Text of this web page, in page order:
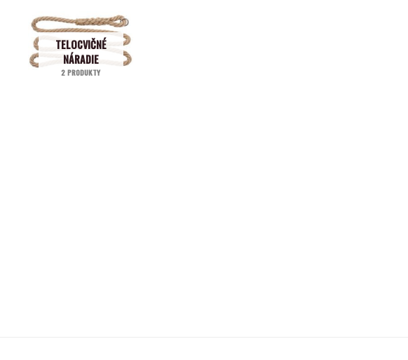
TELOCVIČNÉ
NÁRADIE
2 PRODUKTY